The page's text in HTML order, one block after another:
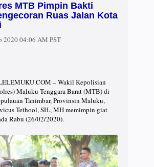
MTB Pimpin Bakti
Ruas Jalan Kota
2020 04:06 AM PST
– Wakil Kepolisian
Maluku Tenggara Barat (MTB) di
Tanimbar, Provinsin Maluku,
Tethool, SH., MH memimpin giat
Rabu (26/02/2020).